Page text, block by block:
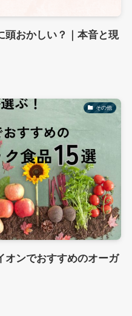
頭おかしい？｜本音と現
その他
オンでおすすめのオーガ